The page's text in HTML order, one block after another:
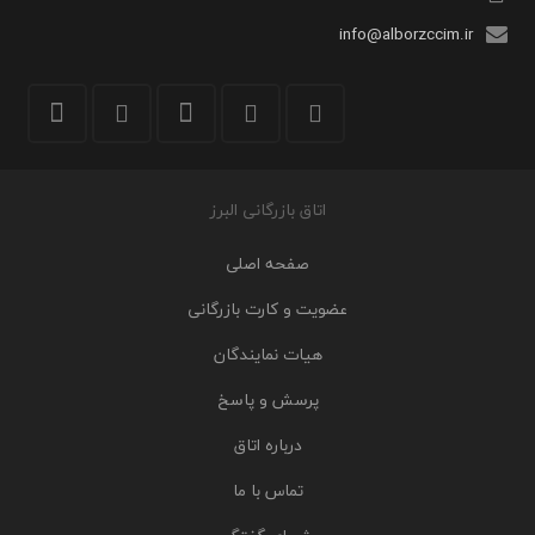
info@alborzccim.ir
اتاق بازرگانی البرز
صفحه اصلی
عضویت و کارت بازرگانی
هیات نمایندگان
پرسش و پاسخ
درباره اتاق
تماس با ما